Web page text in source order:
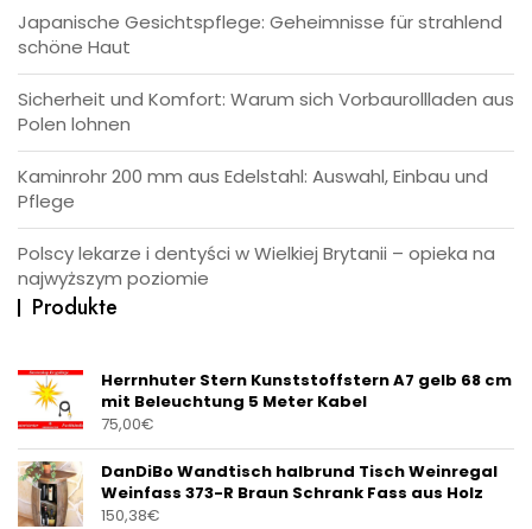
Japanische Gesichtspflege: Geheimnisse für strahlend
schöne Haut
Sicherheit und Komfort: Warum sich Vorbaurollladen aus
Polen lohnen
Kaminrohr 200 mm aus Edelstahl: Auswahl, Einbau und
Pflege
Polscy lekarze i dentyści w Wielkiej Brytanii – opieka na
najwyższym poziomie
Produkte
Herrnhuter Stern Kunststoffstern A7 gelb 68 cm
mit Beleuchtung 5 Meter Kabel
75,00€
DanDiBo Wandtisch halbrund Tisch Weinregal
Weinfass 373-R Braun Schrank Fass aus Holz
150,38€